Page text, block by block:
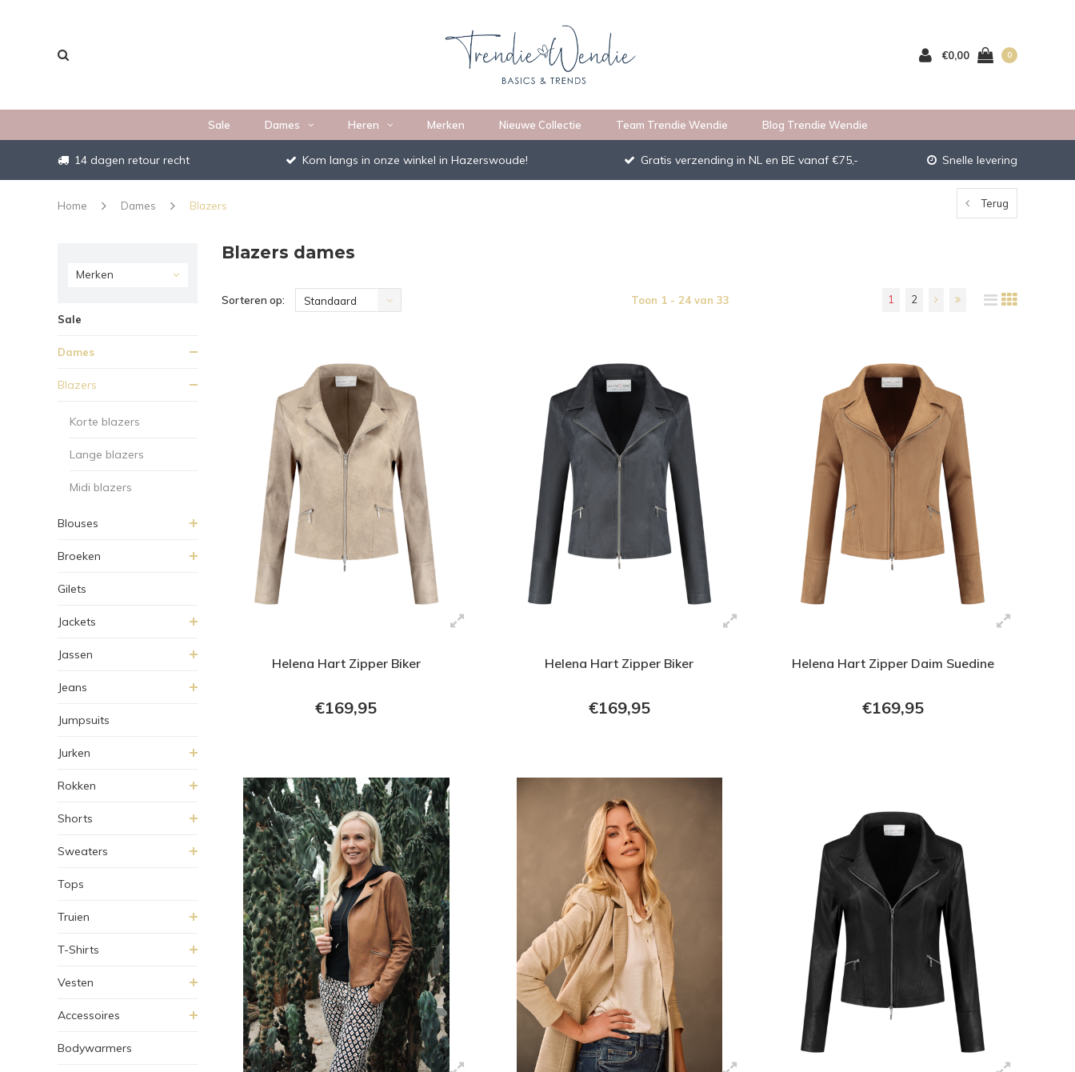
€0,00 0
Sale Dames Heren Merken Nieuwe Collectie Team Trendie Wendie Blog Trendie Wendie
14 dagen retour recht Kom langs in onze winkel in Hazerswoude! Gratis verzending in NL en BE vanaf €75,- Snelle levering
Home Dames Blazers Terug
Merken
Sale
Dames
Blazers
Korte blazers
Lange blazers
Midi blazers
Blouses
Broeken
Gilets
Jackets
Jassen
Jeans
Jumpsuits
Jurken
Rokken
Shorts
Sweaters
Tops
Truien
T-Shirts
Vesten
Accessoires
Bodywarmers
Blazers dames
Sorteren op: Standaard Toon 1 - 24 van 33 1 2
Helena Hart Zipper Biker
€169,95
Helena Hart Zipper Biker
€169,95
Helena Hart Zipper Daim Suedine
€169,95